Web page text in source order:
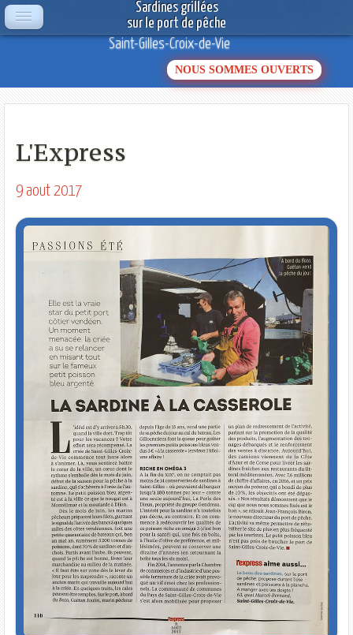
Saint-Gilles-Croix-de-Vie
NOUS SOMMES OUVERTS
L'Express
9 aout 2017
Sardines grillées
sur le port de pêche